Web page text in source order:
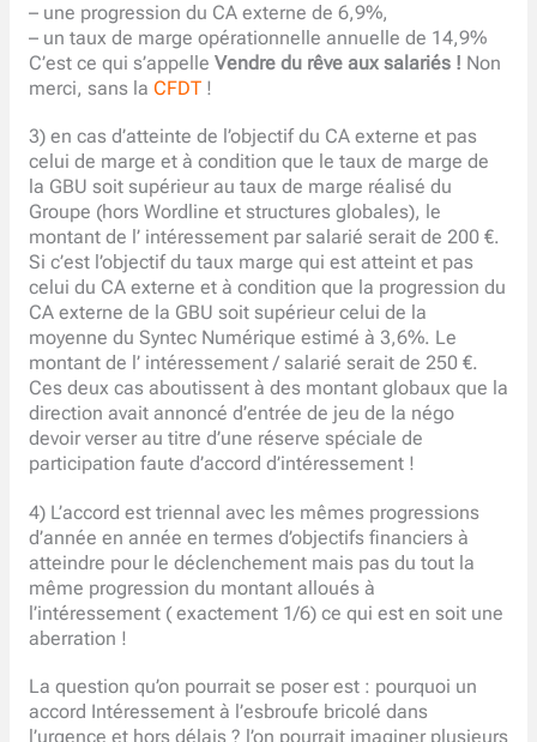
– une progression du CA externe de 6,9%,
– un taux de marge opérationnelle annuelle de 14,9%
C’est ce qui s’appelle Vendre du rêve aux salariés ! Non
merci, sans la CFDT!
3) en cas d’atteinte de l’objectif du CA externe et pas
celui de marge et à condition que le taux de marge de
la GBU soit supérieur au taux de marge réalisé du
Groupe (hors Wordline et structures globales), le
montant de l’ intéressement par salarié serait de 200 €.
Si c’est l’objectif du taux marge qui est atteint et pas
celui du CA externe et à condition que la progression du
CA externe de la GBU soit supérieur celui de la
moyenne du Syntec Numérique estimé à 3,6%. Le
montant de l’ intéressement / salarié serait de 250 €.
Ces deux cas aboutissent à des montant globaux que la
direction avait annoncé d’entrée de jeu de la négo
devoir verser au titre d’une réserve spéciale de
participation faute d’accord d’intéressement !
4) L’accord est triennal avec les mêmes progressions
d’année en année en termes d’objectifs financiers à
atteindre pour le déclenchement mais pas du tout la
même progression du montant alloués à
l’intéressement ( exactement 1/6) ce qui est en soit une
aberration !
La question qu’on pourrait se poser est : pourquoi un
accord Intéressement à l’esbroufe bricolé dans